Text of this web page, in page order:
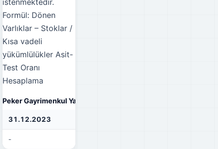
Formül: Dönen
Varlıklar – Stoklar /
Kısa vadeli
yükümlülükler Asit-
Test Oranı
Hesaplama
Peker Gayrimenkul Yatırım Ortaklığı A.Ş. Asit-Test Oranı
31.12.2023
-